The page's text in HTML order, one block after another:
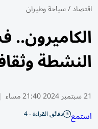
اقتصاد/سياحة وطيران
الكاميرون..
النشطة
21 سبتمبر 2024 21:40 مساء |
استمع دقائق القراءة - 4